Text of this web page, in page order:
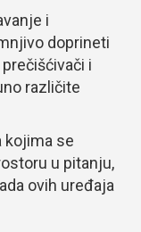
i
doprineti
i
različite
kojima se
u pitanju,
ovih uređaja